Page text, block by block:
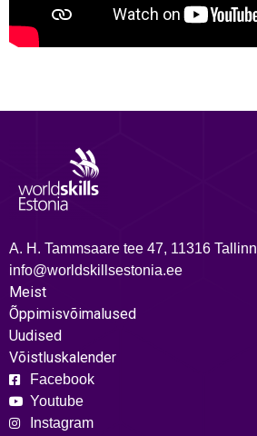
A. H. Tammsaare tee 47, 11316 Tallinn
info@worldskillsestonia.ee
Meist
Õppimisvõimalused
Uudised
Võistluskalender
Facebook
Youtube
Instagram